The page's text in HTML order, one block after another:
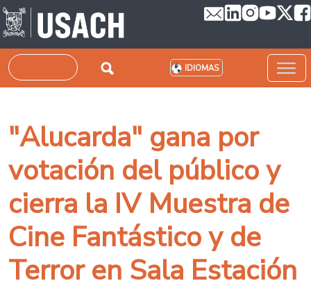
Pasar al contenido principal
Buscar IDIOMAS
"Alucarda" gana por
votación del público y
cierra la IV Muestra de
Cine Fantástico y de
Terror en Sala Estación